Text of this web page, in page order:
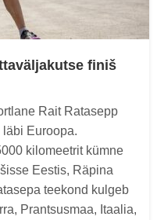
finiš
Rait Ratasepp
läbi Euroopa.
kilomeetrit kümne
Eestis, Räpina
teekond kulgeb
Prantsusmaa, Itaalia,